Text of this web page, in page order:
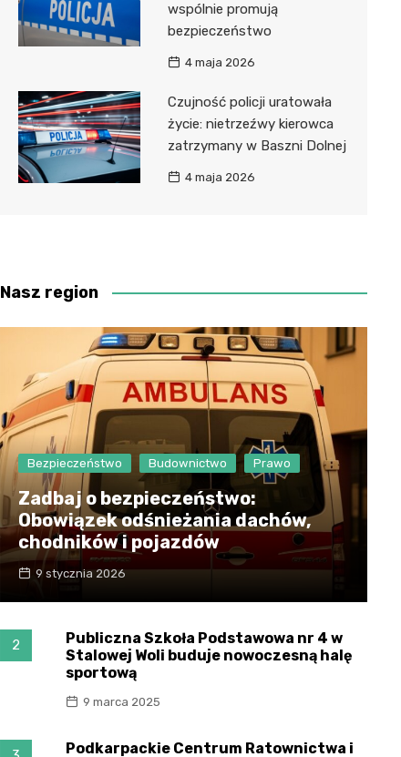
wspólnie promują
bezpieczeństwo
4 maja 2026
Czujność policji uratowała
życie: nietrzeźwy kierowca
zatrzymany w Baszni Dolnej
4 maja 2026
Nasz region
Bezpieczeństwo Budownictwo Prawo
Zadbaj o bezpieczeństwo:
Obowiązek odśnieżania dachów,
chodników i pojazdów
9 stycznia 2026
2
Publiczna Szkoła Podstawowa nr 4 w
Stalowej Woli buduje nowoczesną halę
sportową
9 marca 2025
Podkarpackie Centrum Ratownictwa i